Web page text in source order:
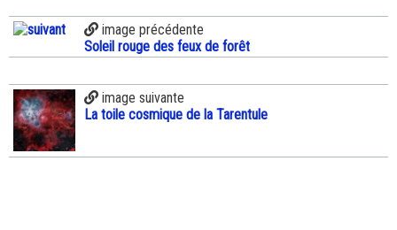
image précédente
Soleil rouge des feux de forêt
image suivante
La toile cosmique de la Tarentule